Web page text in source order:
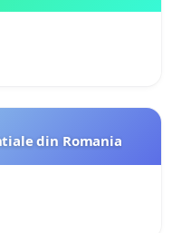
din Romania